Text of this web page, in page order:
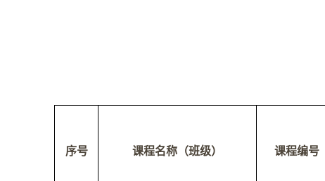
序号 课程名称（班级） 课程编号